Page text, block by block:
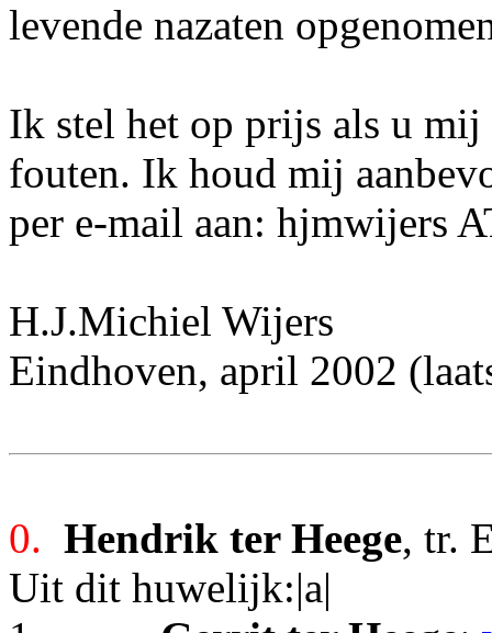
levende nazaten
Ik stel het op prijs als u mij
fouten. Ik houd mij
per e-mail aan: hjmwijers
H.J.Michiel Wijers
Eindhoven, april 2002
0. Hendrik ter Heege, tr.
Uit dit huwelijk:|a|